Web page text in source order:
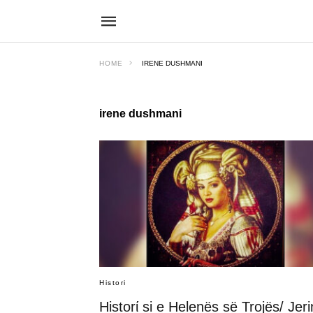
HOME IRENE DUSHMANI
irene dushmani
Histori
Historί si e Helenës së Trojës/